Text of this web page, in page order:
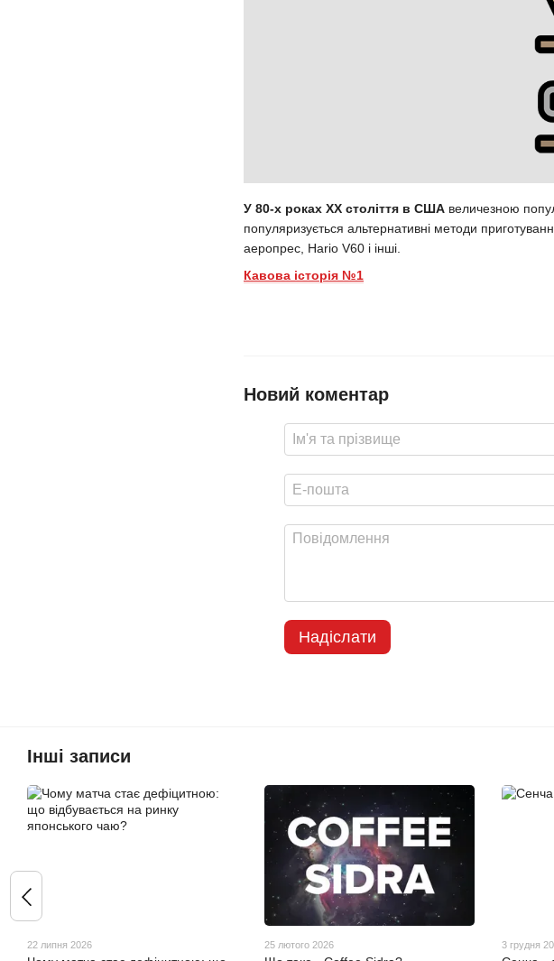
У 80-х роках ХХ століття в США величезною
популяризується альтернативні методи
аеропрес, Hario V60 і інші.
Кавова історія №1
Новий коментар
Надіслати
Інші записи
22 липня 2026 25 лютого 2026 3 грудня